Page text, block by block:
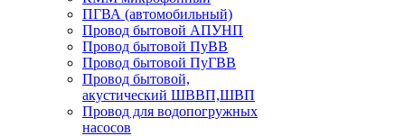
ПГВА (автомобильный)
Провод бытовой АПУНП
Провод бытовой ПуВВ
Провод бытовой ПуГВВ
Провод бытовой,
акустический ШВВП,ШВП
Провод для водопогружных
насосов